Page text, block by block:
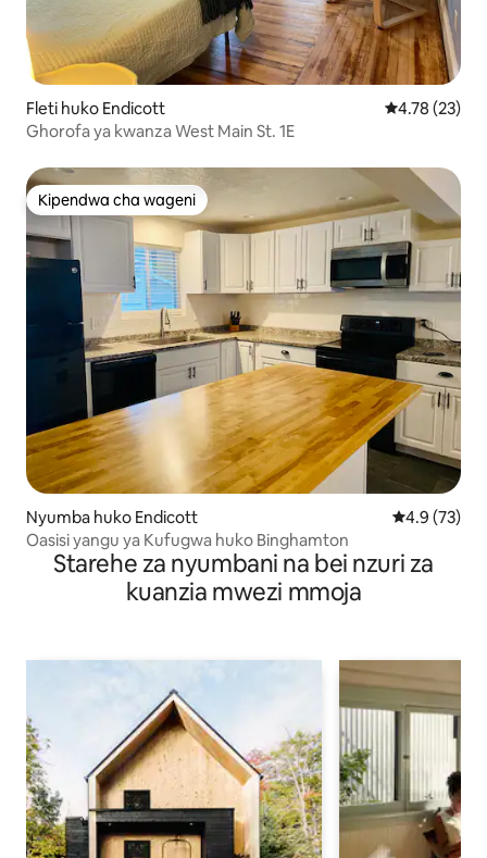
Fleti huko Endicott Ukadiriaji wa
4.78 (23)
Ghorofa ya kwanza West Main St. 1E
Kipendwa cha wageni
Kipendwa cha wageni
Nyumba huko Endicott Ukadiriaji
4.9 (73)
Oasisi yangu ya Kufugwa huko Binghamton
Starehe za nyumbani na bei nzuri za
kuanzia mwezi mmoja